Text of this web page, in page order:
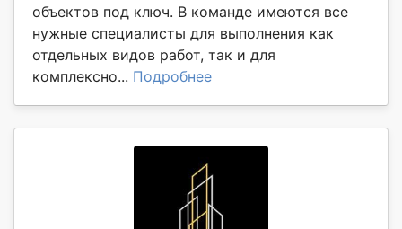
объектов под ключ. В команде имеются все
нужные специалисты для выполнения как
отдельных видов работ, так и для
комплексно... Подробнее